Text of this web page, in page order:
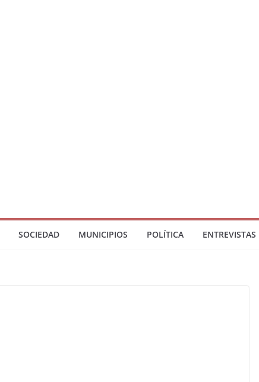
SOCIEDAD MUNICIPIOS POLÍTICA ENTREVISTAS